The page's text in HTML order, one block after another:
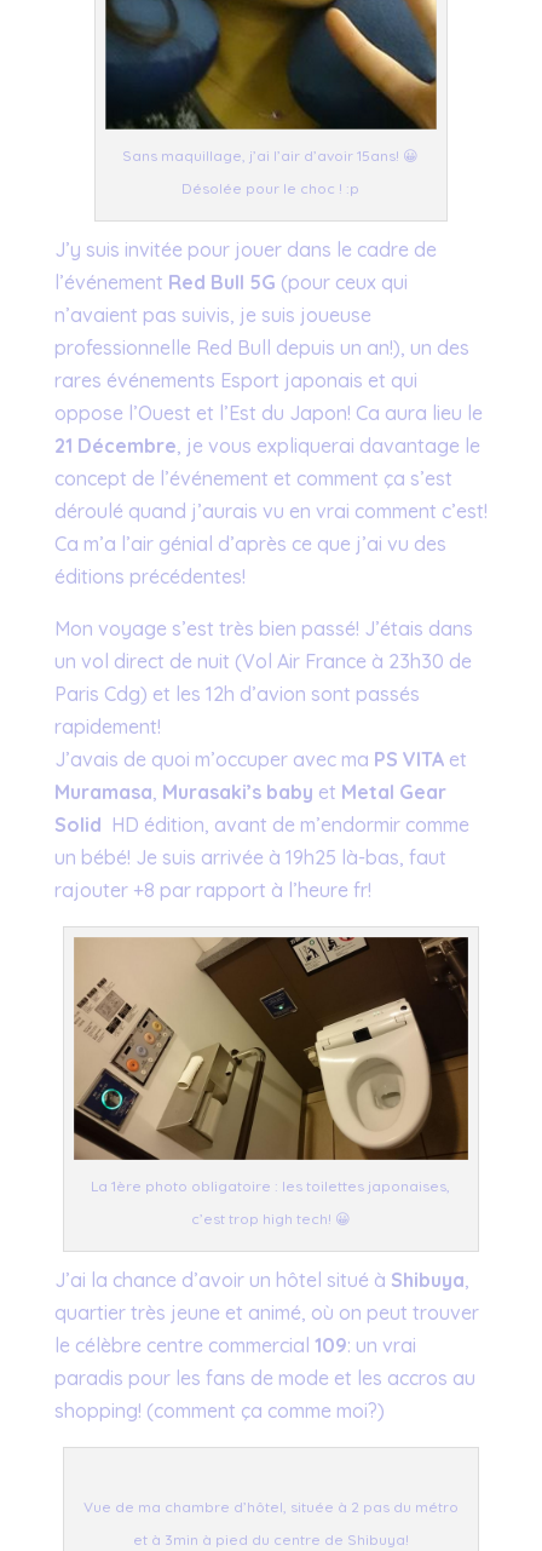
Sans maquillage, j’ai l’air d’avoir 15ans! 😀
Désolée pour le choc ! :p
J’y suis invitée pour jouer dans le cadre de
l’événement Red Bull 5G (pour ceux qui
n’avaient pas suivis, je suis joueuse
professionnelle Red Bull depuis un an!), un des
rares événements Esport japonais et qui
oppose l’Ouest et l’Est du Japon! Ca aura lieu le
21 Décembre , je vous expliquerai davantage le
concept de l’événement et comment ça s’est
déroulé quand j’aurais vu en vrai comment c’est!
Ca m’a l’air génial d’après ce que j’ai vu des
éditions précédentes!
Mon voyage s’est très bien passé! J’étais dans
un vol direct de nuit (Vol Air France à 23h30 de
Paris Cdg) et les 12h d’avion sont passés
rapidement!
J’avais de quoi m’occuper avec ma PS VITAet
Muramasa Murasaki’s baby et Metal Gear
Solid HD édition, avant de m’endormir comme
un bébé! Je suis arrivée à 19h25 là-bas, faut
rajouter +8 par rapport à l’heure fr!
La 1ère photo obligatoire : les toilettes japonaises,
c’est trop high tech! 😀
J’ai la chance d’avoir un hôtel situé à Shibuya
quartier très jeune et animé, où on peut trouver
le célèbre centre commercial 109: un vrai
paradis pour les fans de mode et les accros au
shopping! (comment ça comme moi?)
Vue de ma chambre d’hôtel, située à 2 pas du métro
et à 3min à pied du centre de Shibuya!